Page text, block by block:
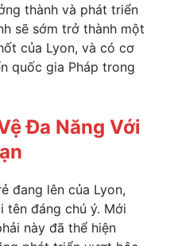
thành và phát triển
sẽ sớm trở thành một
của Lyon, và có cơ
quốc gia Pháp trong
Đa Năng Với
đang lên của Lyon,
tên đáng chú ý. Mới
này đã thể hiện